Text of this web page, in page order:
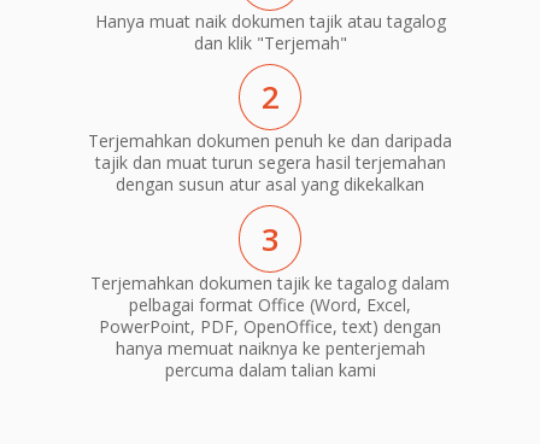
Hanya muat naik dokumen tajik atau tagalog
dan klik "Terjemah"
2
Terjemahkan dokumen penuh ke dan daripada
tajik dan muat turun segera hasil terjemahan
dengan susun atur asal yang dikekalkan
3
Terjemahkan dokumen tajik ke tagalog dalam
pelbagai format Office (Word, Excel,
PowerPoint, PDF, OpenOffice, text) dengan
hanya memuat naiknya ke penterjemah
percuma dalam talian kami